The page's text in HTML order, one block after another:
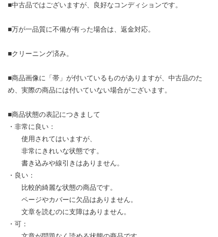
■中古品ではございますが、良好なコンディションです。
■万が一品質に不備が有った場合は、返金対応。
■クリーニング済み。
■商品画像に「帯」が付いているものがありますが、中古品のた
め、実際の商品には付いていない場合がございます。
■商品状態の表記につきまして
・非常に良い：
使用されてはいますが、
非常にきれいな状態です。
書き込みや線引きはありません。
・良い：
比較的綺麗な状態の商品です。
ページやカバーに欠品はありません。
文章を読むのに支障はありません。
・可：